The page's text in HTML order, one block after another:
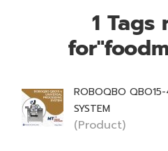
1 Tags
ROBOQBO QBO15-
SYSTEM
(Product)